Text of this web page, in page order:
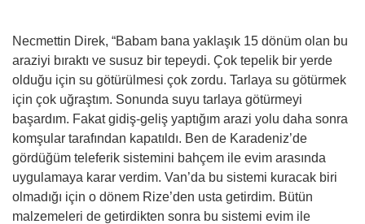
Necmettin Direk, “Babam bana yaklaşık 15 dönüm olan bu
araziyi bıraktı ve susuz bir tepeydi. Çok tepelik bir yerde
olduğu için su götürülmesi çok zordu. Tarlaya su götürmek
için çok uğraştım. Sonunda suyu tarlaya götürmeyi
başardım. Fakat gidiş-geliş yaptığım arazi yolu daha sonra
komşular tarafından kapatıldı. Ben de Karadeniz’de
gördüğüm teleferik sistemini bahçem ile evim arasında
uygulamaya karar verdim. Van’da bu sistemi kuracak biri
olmadığı için o dönem Rize’den usta getirdim. Bütün
malzemeleri de getirdikten sonra bu sistemi evim ile